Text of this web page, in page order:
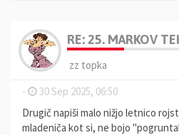
RE: 25. MARKOV
zz topka
-
30 Sep 2025, 06:50
Drugič napiši malo nižjo letnico
mladeniča kot si, ne bojo